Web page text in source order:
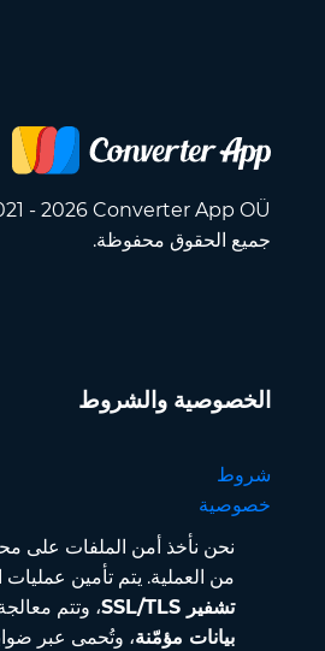
جميع الحقوق محفوظة.
الخصوصية والشروط
شروط
خصوصية
نحن نأخذ أمن الملفات على
من العملية. يتم تأمين عمليات
تشفير SSL/TLS
، وتتم
بيانات مؤمّنة، وتُحمى عبر